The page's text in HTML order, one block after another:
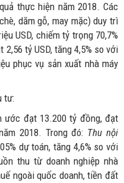
thực hiện năm 2018. Các
dăm gỗ, may mặc) duy trì
USD, chiếm tỷ trọng 70,7%
tỷ USD, tăng 4,5% so với
phục vụ sản xuất nhà máy
tư:
ước đạt 13.200 tỷ đồng, đạt
2018. Trong đó: Thu nội
dự toán, tăng 4,6% so với
thu từ doanh nghiệp nhà
ngoài quốc doanh, tiền đất